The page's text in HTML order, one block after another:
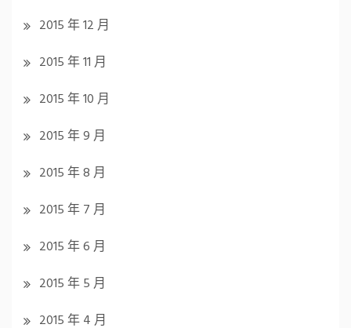
2015 年 12 月
2015 年 11 月
2015 年 10 月
2015 年 9 月
2015 年 8 月
2015 年 7 月
2015 年 6 月
2015 年 5 月
2015 年 4 月